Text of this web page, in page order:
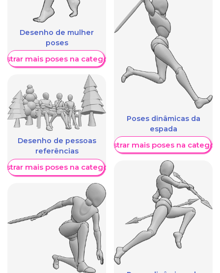
Desenho de mulher
poses
mais poses na categoria
Desenho de pessoas
referências
mais poses na categoria
Poses dinâmicas da
espada
Mostrar mais poses na